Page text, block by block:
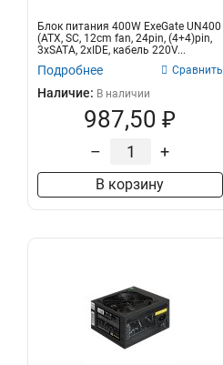
Блок питания 400W ExeGate UN400
(ATX, SC, 12cm fan, 24pin, (4+4)pin,
3xSATA, 2xIDE, кабель 220V...
Подробнее Сравнить
Наличие: В наличии
987,50 ₽
– +
В корзину